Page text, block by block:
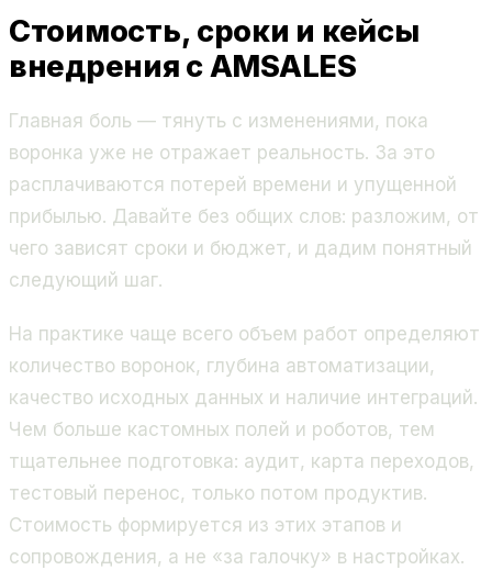
Стоимость, сроки и кейсы
внедрения с AMSALES
Главная боль — тянуть с изменениями, пока
воронка уже не отражает реальность. За это
расплачиваются потерей времени и упущенной
прибылью. Давайте без общих слов: разложим, от
чего зависят сроки и бюджет, и дадим понятный
следующий шаг.
На практике чаще всего объем работ определяют
количество воронок, глубина автоматизации,
качество исходных данных и наличие интеграций.
Чем больше кастомных полей и роботов, тем
тщательнее подготовка: аудит, карта переходов,
тестовый перенос, только потом продуктив.
Стоимость формируется из этих этапов и
сопровождения, а не «за галочку» в настройках.